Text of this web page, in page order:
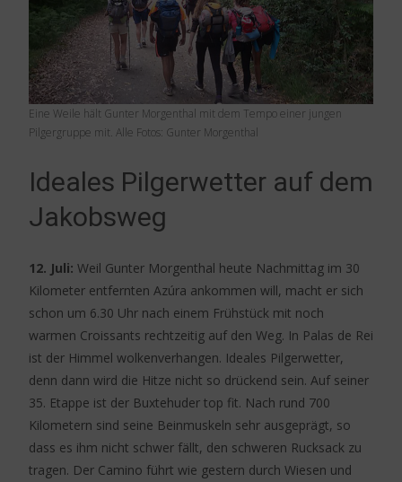
Eine Weile hält Gunter Morgenthal mit dem Tempo einer jungen
Pilgergruppe mit. Alle Fotos: Gunter Morgenthal
Ideales Pilgerwetter auf dem
Jakobsweg
12. Juli: Weil Gunter Morgenthal heute Nachmittag im 30
Kilometer entfernten Azúra ankommen will, macht er sich
schon um 6.30 Uhr nach einem Frühstück mit noch
warmen Croissants rechtzeitig auf den Weg. In Palas de Rei
ist der Himmel wolkenverhangen. Ideales Pilgerwetter,
denn dann wird die Hitze nicht so drückend sein. Auf seiner
35. Etappe ist der Buxtehuder top fit. Nach rund 700
Kilometern sind seine Beinmuskeln sehr ausgeprägt, so
dass es ihm nicht schwer fällt, den schweren Rucksack zu
tragen. Der Camino führt wie gestern durch Wiesen und